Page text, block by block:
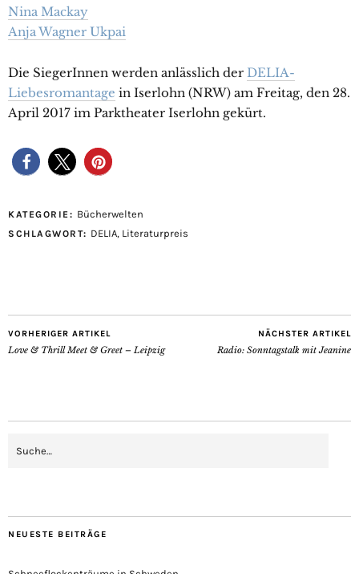
Nina Mackay
Anja Wagner Ukpai
Die SiegerInnen werden anlässlich der DELIA-
Liebesromantage in Iserlohn (NRW) am Freitag, den 28.
April 2017 im Parktheater Iserlohn gekürt.
KATEGORIE: Bücherwelten
SCHLAGWORT: DELIA, Literaturpreis
VORHERIGER ARTIKEL
Love & Thrill Meet & Greet – Leipzig
NÄCHSTER ARTIKEL
Radio: Sonntagstalk mit Jeanine
NEUESTE BEITRÄGE